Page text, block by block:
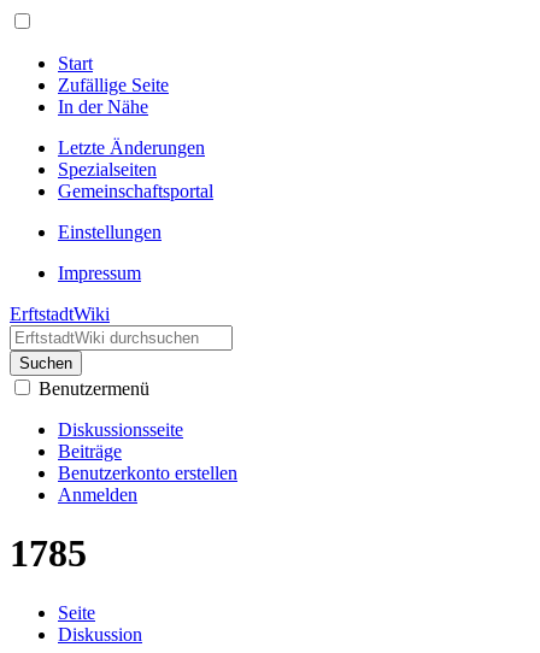
Start
Zufällige Seite
In der Nähe
Letzte Änderungen
Spezialseiten
Gemeinschafts­portal
Einstellungen
Impressum
ErftstadtWiki
Suchen
Benutzermenü
Diskussionsseite
Beiträge
Benutzerkonto erstellen
Anmelden
1785
Seite
Diskussion